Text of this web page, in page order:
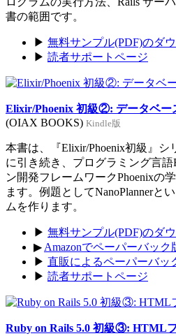
書の範囲です。
▶ 無料サンプル(PDF)のダ
▶ 読者サポートページ
Elixir/Phoenix 初級②: データベー
(OIAX BOOKS) Kindle版
本書は、『Elixir/Phoenix初級』シ
に引き続き、プログラミング言
ン開発フレームワークPhoenixの
ます。例題としてNanoPlannerと
ムを作ります。
▶ 無料サンプル(PDF)のダ
▶ Amazonでペーパーバック
▶ 直販によるペーパーバッ
▶ 読者サポートページ
Ruby on Rails 5.0 初級③: HTML